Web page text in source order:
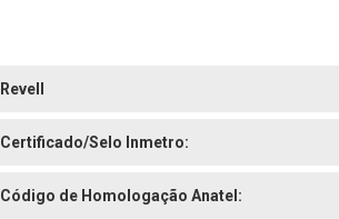
Revell
Certificado/Selo Inmetro:
Código de Homologação Anatel: